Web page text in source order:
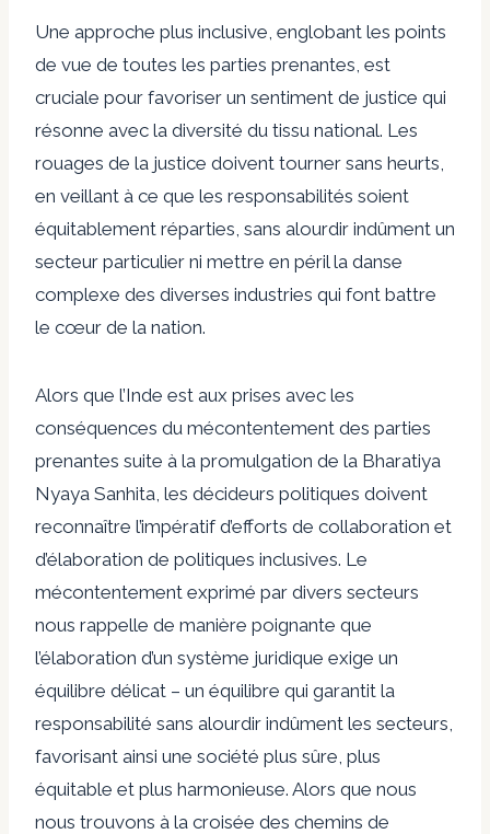
Une approche plus inclusive, englobant les points
de vue de toutes les parties prenantes, est
cruciale pour favoriser un sentiment de justice qui
résonne avec la diversité du tissu national. Les
rouages ​​de la justice doivent tourner sans heurts,
en veillant à ce que les responsabilités soient
équitablement réparties, sans alourdir indûment un
secteur particulier ni mettre en péril la danse
complexe des diverses industries qui font battre
le cœur de la nation.
Alors que l’Inde est aux prises avec les
conséquences du mécontentement des parties
prenantes suite à la promulgation de la Bharatiya
Nyaya Sanhita, les décideurs politiques doivent
reconnaître l’impératif d’efforts de collaboration et
d’élaboration de politiques inclusives. Le
mécontentement exprimé par divers secteurs
nous rappelle de manière poignante que
l’élaboration d’un système juridique exige un
équilibre délicat – un équilibre qui garantit la
responsabilité sans alourdir indûment les secteurs,
favorisant ainsi une société plus sûre, plus
équitable et plus harmonieuse. Alors que nous
nous trouvons à la croisée des chemins de